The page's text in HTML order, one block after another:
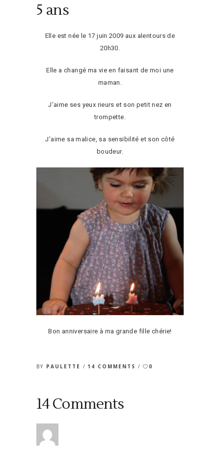
5 ans
Elle est née le 17 juin 2009 aux alentours de
20h30.
Elle a changé ma vie en faisant de moi une
maman.
J’aime ses yeux rieurs et son petit nez en
trompette.
J’aime sa malice, sa sensibilité et son côté
boudeur.
Bon anniversaire à ma grande fille chérie!
BY PAULETTE 14 COMMENTS 0
14 Comments